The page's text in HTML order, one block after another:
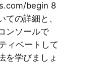
begin 8
ての詳細と、
ンソールで
ィベートして
を学びましょ